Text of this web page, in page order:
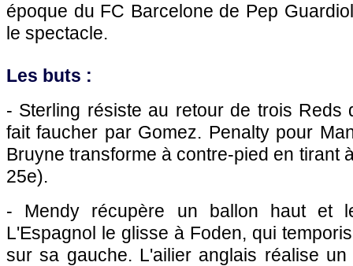
époque du FC Barcelone de Pep
le spectacle.
Les buts :
- Sterling résiste au retour de trois Reds
fait faucher par Gomez. Penalty pour
Bruyne transforme à contre-pied en tirant
25e).
- Mendy récupère un ballon haut et
L'Espagnol le glisse à Foden, qui
sur sa gauche. L'ailier anglais réalise